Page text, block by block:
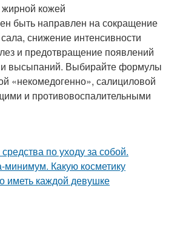
кожей
быть направлен на сокращение
снижение интенсивности
и предотвращение появлений
и высыпаний. Выбирайте формулы
«некомедогенно», салициловой
и противовоспалительными